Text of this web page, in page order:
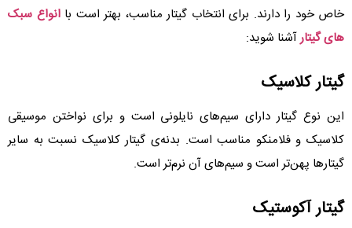
خاص خود را دارند. برای انتخاب گیتار مناسب، بهتر است با انواع سبک
های گیتارآشنا شوید:
گیتار کلاسیک
این نوع گیتار دارای سیم‌های نایلونی است و برای نواختن موسیقی
کلاسیک و فلامنکو مناسب است. بدنه‌ی گیتار کلاسیک نسبت به سایر
گیتارها پهن‌تر است و سیم‌های آن نرم‌تر است.
گیتار آکوستیک